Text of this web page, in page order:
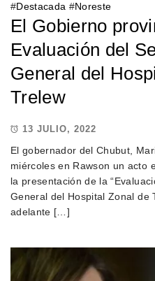
#Destacada #Noreste
El Gobierno
Evaluación del
General del
Trelew
13 JULIO, 2022
El gobernador del Chubut,
miércoles en Rawson un acto
la presentación de la
General del Hospital Zonal de
adelante […]